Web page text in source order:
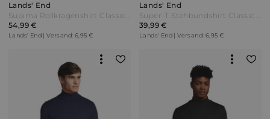
Lands' End
Supima Rollkragenshirt Classic Fit Herren Schwarz Baumwolle by Lands' End
54,99 €
Lands' End | Versand: 6,95 €
Lands' End
Super-T Stehbundshirt Classic Fit Herren Schwarz Jersey by Lands' End
39,99 €
Lands' End | Versand: 6,95 €